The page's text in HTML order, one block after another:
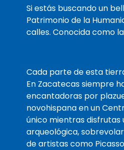
que normalmente se
recopilan en el momento
de la entrega y estaremos
listos cuando llegue. ¡Estará
Si estás buscando un
Patrimonio de la
calles. Conocida como
Cada parte de esta
En Zacatecas siempre
encantadoras por
novohispana en un
único mientras disfrutas
arqueológica,
de artistas como